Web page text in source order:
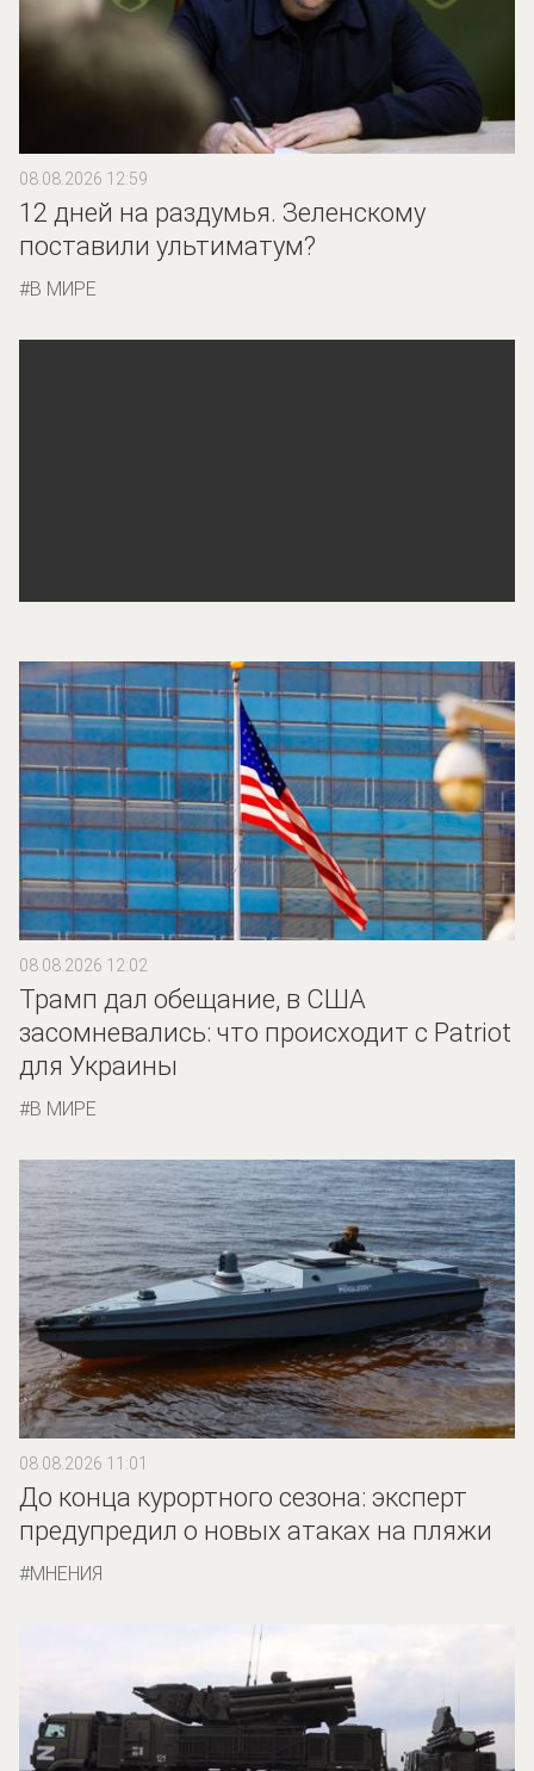
08.08.2026 12:59
12 дней на раздумья. Зеленскому
поставили ультиматум?
В МИРЕ
08.08.2026 12:02
Трамп дал обещание, в США
засомневались: что происходит с Patriot
для Украины
В МИРЕ
08.08.2026 11:01
До конца курортного сезона: эксперт
предупредил о новых атаках на пляжи
МНЕНИЯ